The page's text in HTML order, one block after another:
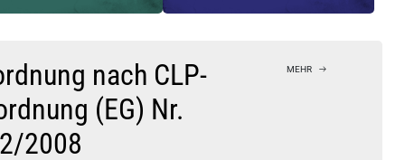
nach CLP-
(EG) Nr.
2008
MEHR